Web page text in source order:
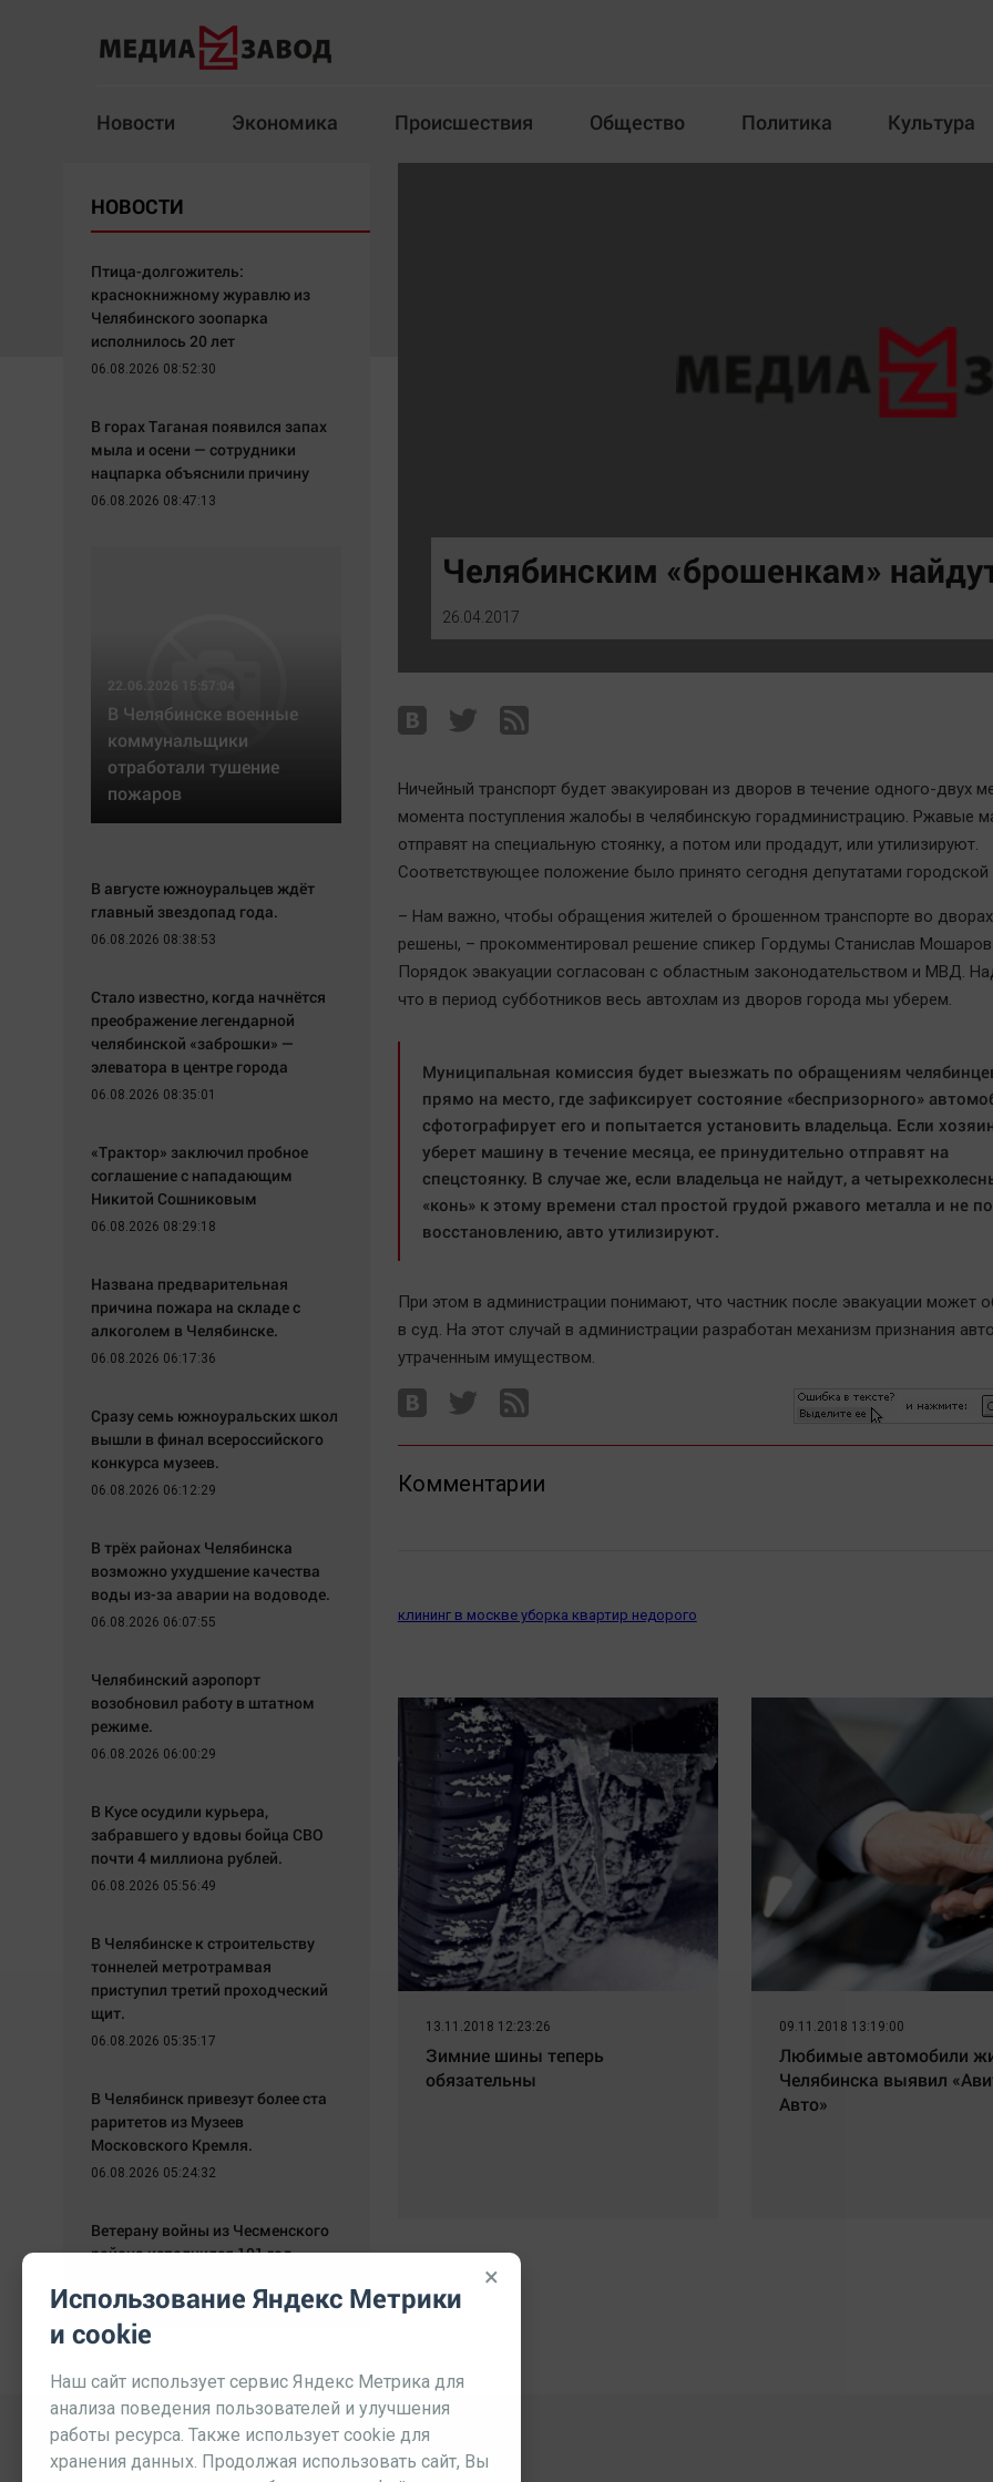
Новости Экономика Происшествия Общество Политика Культура
Здоровье
Архив
Общество
Политика
Экономика
Технологии
Отраслевые темы
Медиаграмотность
Челябинск космический
Другие рубрики
English version
Online-консультация
Вкусное
Гороскоп
ЖКХ
Интервью
Челябинским «брошенкам»
26.04.2017
Ничейный транспорт будет эвакуирован из дворов в течение одного-двух
момента поступления жалобы в челябинскую горадминистрацию. Ржавые
отправят на специальную стоянку, а потом или продадут, или утилизируют.
Соответствующее положение было принято сегодня депутатами
– Нам важно, чтобы обращения жителей о брошенном транспорте во
решены, – прокомментировал решение спикер Гордумы Станислав
Порядок эвакуации согласован с областным законодательством и МВД.
что в период субботников весь автохлам из дворов города мы уберем.
Муниципальная комиссия будет выезжать по обращениям
прямо на место, где зафиксирует состояние «беспризорного»
сфотографирует его и попытается установить владельца. Если
уберет машину в течение месяца, ее принудительно отправят на
спецстоянку. В случае же, если владельца не найдут, а
«конь» к этому времени стал простой грудой ржавого металла и не
восстановлению, авто утилизируют.
При этом в администрации понимают, что частник после эвакуации может
в суд. На этот случай в администрации разработан механизм признания
утраченным имуществом.
Комментарии
клининг в москве уборка квартир недорого
13.11.2018 12:23:26
Зимние шины теперь
обязательны
09.11.2018 13:19:00
Любимые автомобили
Челябинска выявил
Авто»
НОВОСТИ
Птица-долгожитель:
краснокнижному журавлю из
Челябинского зоопарка
исполнилось 20 лет
06.08.2026 08:52:30
В горах Таганая появился запах
мыла и осени — сотрудники
нацпарка объяснили причину
06.08.2026 08:47:13
22.06.2026 15:57:04
В Челябинске военные
коммунальщики
отработали тушение
пожаров
В августе южноуральцев ждёт
главный звездопад года.
06.08.2026 08:38:53
Стало известно, когда начнётся
преображение легендарной
челябинской «заброшки» —
элеватора в центре города
06.08.2026 08:35:01
«Трактор» заключил пробное
соглашение с нападающим
Никитой Сошниковым
06.08.2026 08:29:18
Названа предварительная
причина пожара на складе с
алкоголем в Челябинске.
06.08.2026 06:17:36
Сразу семь южноуральских школ
вышли в финал всероссийского
конкурса музеев.
06.08.2026 06:12:29
В трёх районах Челябинска
возможно ухудшение качества
воды из-за аварии на водоводе.
06.08.2026 06:07:55
Челябинский аэропорт
возобновил работу в штатном
режиме.
06.08.2026 06:00:29
В Кусе осудили курьера,
забравшего у вдовы бойца СВО
почти 4 миллиона рублей.
06.08.2026 05:56:49
В Челябинске к строительству
тоннелей метротрамвая
приступил третий проходческий
щит.
06.08.2026 05:35:17
В Челябинск привезут более ста
раритетов из Музеев
Московского Кремля.
06.08.2026 05:24:32
Ветерану войны из Чесменского
района исполнился 101 год.
×
Использование Яндекс Метрики
и cookie
Наш сайт использует сервис Яндекс Метрика для
анализа поведения пользователей и улучшения
работы ресурса. Также использует cookie для
хранения данных. Продолжая использовать сайт, Вы